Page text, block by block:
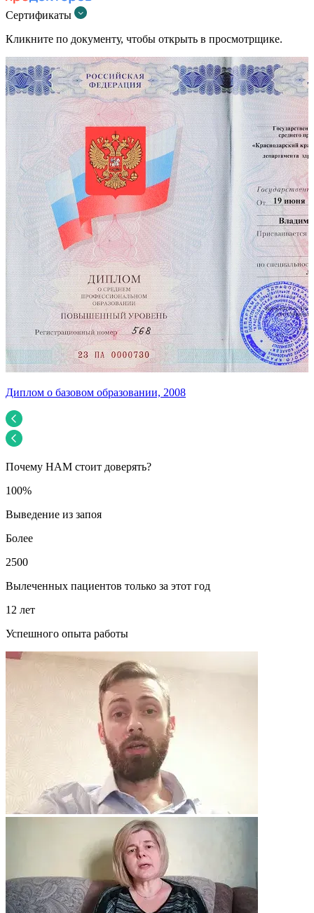
Сертификаты
Кликните по документу, чтобы открыть в просмотрщике.
Диплом о базовом образовании, 2008
Почему НАМ стоит доверять?
100%
Выведение из запоя
Более
2500
Вылеченных пациентов только за этот год
12 лет
Успешного опыта работы